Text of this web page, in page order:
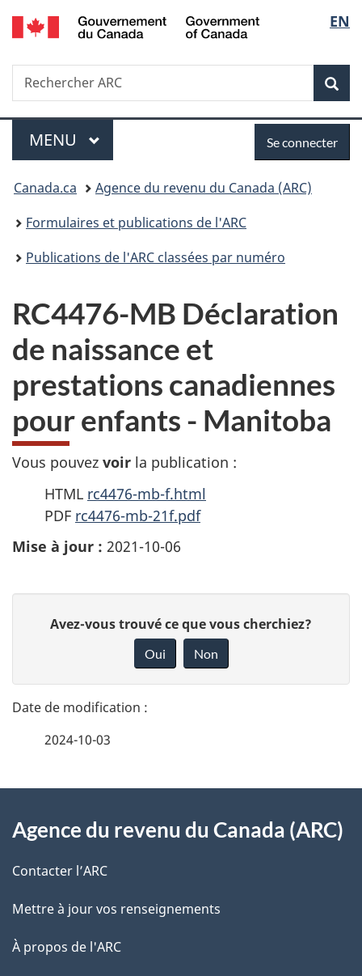
Passer
au
Passer
à
du
Passer
à
simplifiée
de
la
EN
Recherche
Rechercher
ARC
Menu
MENU PRINCIPAL
connecter
Se connecter
Vous
êtes
ici :
Canada.ca
Agence du revenu du Canada (ARC)
Formulaires et publications de l'ARC
Publications de l'ARC classées par numéro
RC4476-MB Déclaration
de naissance et
prestations canadiennes
pour enfants - Manitoba
Vous pouvez voir la publication :
HTML rc4476-mb-f.html
PDF rc4476-mb-21f.pdf
Mise à jour : 2021-10-06
t
a
l
s
l
a
n
o
t
r
e
é
t
Avez-vous trouvé ce que vous cherchiez?
Oui Non
2024-10-03
propos
de
ce
site
Agence du revenu du Canada (ARC)
Contacter l’ARC
Mettre à jour vos renseignements
À propos de l'ARC